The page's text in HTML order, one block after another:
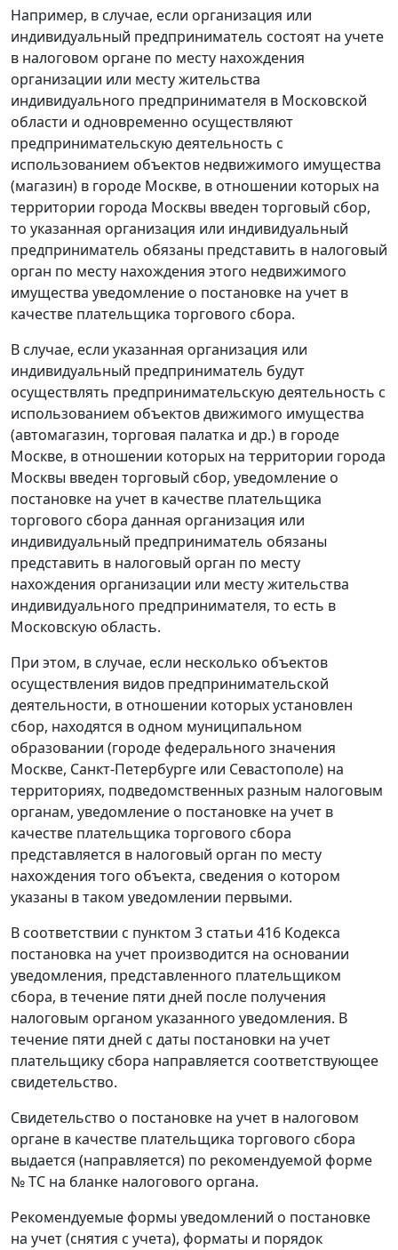
Например, в случае, если организация или
индивидуальный предприниматель состоят на учете
в налоговом органе по месту нахождения
организации или месту жительства
индивидуального предпринимателя в Московской
области и одновременно осуществляют
предпринимательскую деятельность с
использованием объектов недвижимого имущества
(магазин) в городе Москве, в отношении которых на
территории города Москвы введен торговый сбор,
то указанная организация или индивидуальный
предприниматель обязаны представить в налоговый
орган по месту нахождения этого недвижимого
имущества уведомление о постановке на учет в
качестве плательщика торгового сбора.
В случае, если указанная организация или
индивидуальный предприниматель будут
осуществлять предпринимательскую деятельность с
использованием объектов движимого имущества
(автомагазин, торговая палатка и др.) в городе
Москве, в отношении которых на территории города
Москвы введен торговый сбор, уведомление о
постановке на учет в качестве плательщика
торгового сбора данная организация или
индивидуальный предприниматель обязаны
представить в налоговый орган по месту
нахождения организации или месту жительства
индивидуального предпринимателя, то есть в
Московскую область.
При этом, в случае, если несколько объектов
осуществления видов предпринимательской
деятельности, в отношении которых установлен
сбор, находятся в одном муниципальном
образовании (городе федерального значения
Москве, Санкт-Петербурге или Севастополе) на
территориях, подведомственных разным налоговым
органам, уведомление о постановке на учет в
качестве плательщика торгового сбора
представляется в налоговый орган по месту
нахождения того объекта, сведения о котором
указаны в таком уведомлении первыми.
В соответствии с пунктом 3 статьи 416 Кодекса
постановка на учет производится на основании
уведомления, представленного плательщиком
сбора, в течение пяти дней после получения
налоговым органом указанного уведомления. В
течение пяти дней с даты постановки на учет
плательщику сбора направляется соответствующее
свидетельство.
Свидетельство о постановке на учет в налоговом
органе в качестве плательщика торгового сбора
выдается (направляется) по рекомендуемой форме
№ ТС на бланке налогового органа.
Рекомендуемые формы уведомлений о постановке
на учет (снятия с учета), форматы и порядок